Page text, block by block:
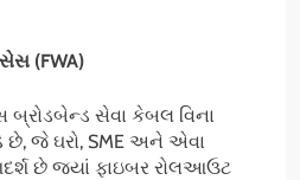
(FWA)
સેવા કેબલ વિના
છે, જે ઘરો, SME અને એવા
છે જ્યાં ફાઇબર રોલઆઉટ